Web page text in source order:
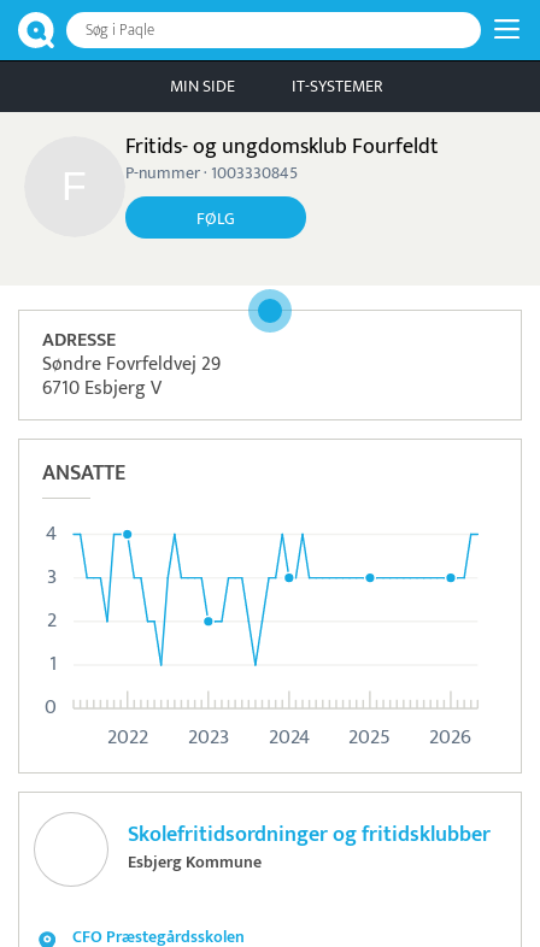
Søg i Paqle
MIN SIDE IT-SYSTEMER
Fritids- og ungdomsklub Fourfeldt
P-nummer · 1003330845
FØLG
ADRESSE
Søndre Fovrfeldvej 29
6710 Esbjerg V
ANSATTE
2022 2023 2024 2025 2026
0
1
2
3
4
Skolefritidsordninger og fritidsklubber
Esbjerg Kommune
CFO Præstegårdsskolen